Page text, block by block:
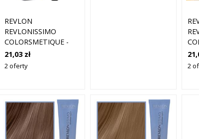
REVLON
REVLONISSIMO
COLORSMETIQUE -
KREMOWA FARBA DO
WŁOSÓW, 60ML 7,12
| ŚREDNI POPIELATY
21,03 zł
2 oferty
|
2